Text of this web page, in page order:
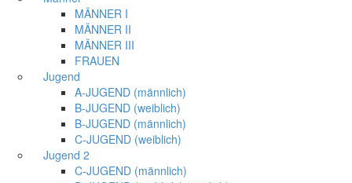
MÄNNER I
MÄNNER II
MÄNNER III
FRAUEN
Jugend
A-JUGEND (männlich)
B-JUGEND (weiblich)
B-JUGEND (männlich)
C-JUGEND (weiblich)
Jugend 2
C-JUGEND (männlich)